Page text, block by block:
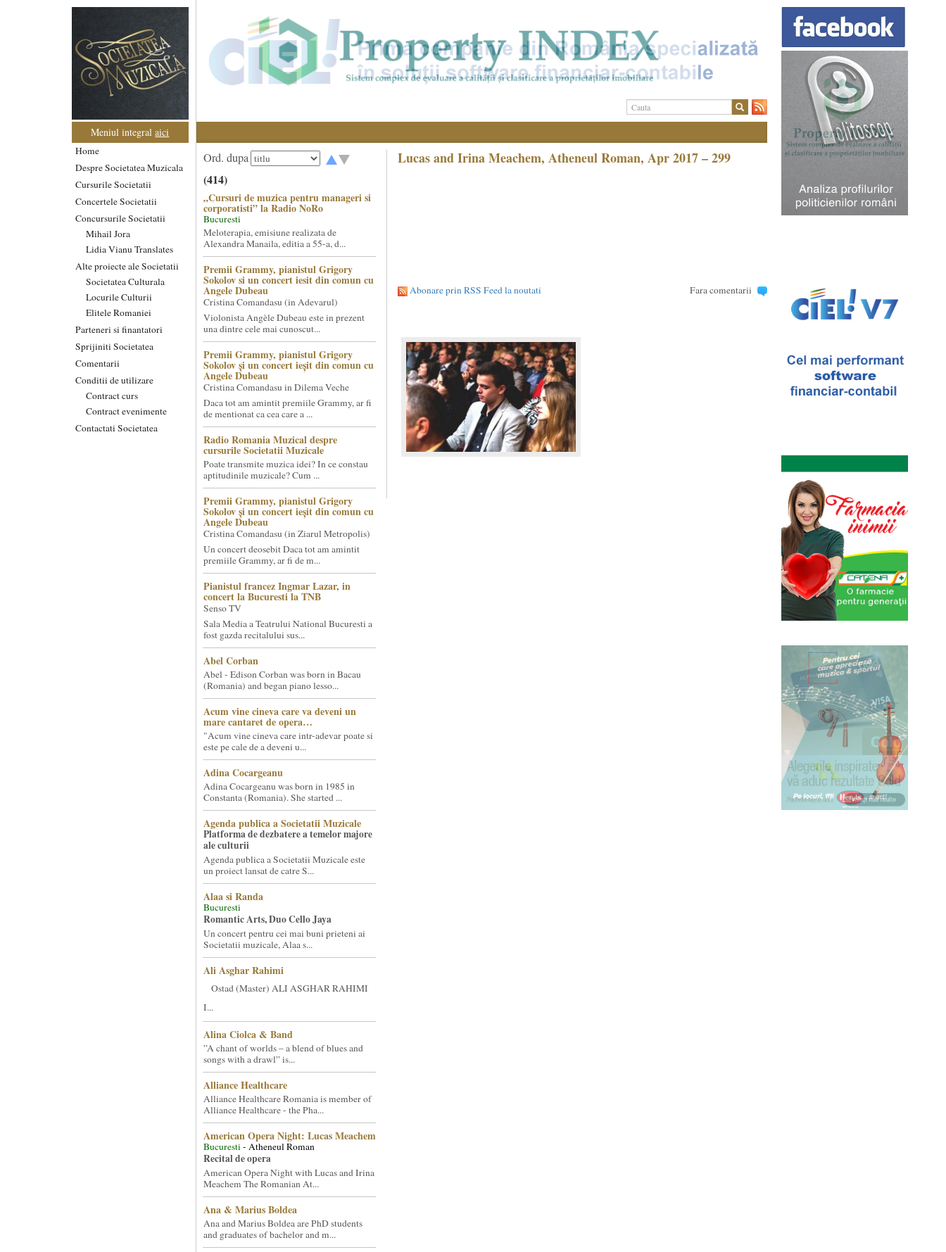
Meniul integralaici
Home
Despre Societatea Muzicala
Cursurile Societatii
Concertele Societatii
Concursurile Societatii
Mihail Jora
Lidia Vianu Translates
Alte proiecte ale Societatii
Societatea Culturala
Locurile Culturii
Elitele Romaniei
Parteneri si finantatori
Sprijiniti Societatea
Comentarii
Conditii de utilizare
Contract curs
Contract evenimente
Contactati Societatea
Ord. dupa
(414)
„Cursuri de muzica pentru manageri si
corporatisti” la Radio NoRo
Bucuresti
Meloterapia, emisiune realizata de
Alexandra Manaila, editia a 55-a, d...
Premii Grammy, pianistul Grigory
Sokolov si un concert iesit din comun cu
Angele Dubeau
Cristina Comandasu (in Adevarul)
Violonista Angèle Dubeau este in prezent
una dintre cele mai cunoscut...
Premii Grammy, pianistul Grigory
Sokolov și un concert ieșit din comun cu
Angele Dubeau
Cristina Comandasu in Dilema Veche
Daca tot am amintit premiile Grammy, ar fi
de mentionat ca cea care a ...
Radio Romania Muzical despre
cursurile Societatii Muzicale
Poate transmite muzica idei? In ce constau
aptitudinile muzicale? Cum ...
Premii Grammy, pianistul Grigory
Sokolov și un concert ieșit din comun cu
Angele Dubeau
Cristina Comandasu (in Ziarul Metropolis)
Un concert deosebit Daca tot am amintit
premiile Grammy, ar fi de m...
Pianistul francez Ingmar Lazar, in
concert la Bucuresti la TNB
Senso TV
Sala Media a Teatrului National Bucuresti a
fost gazda recitalului sus...
Abel Corban
Abel - Edison Corban was born in Bacau
(Romania) and began piano lesso...
Acum vine cineva care va deveni un
mare cantaret de opera…
"Acum vine cineva care intr-adevar poate si
este pe cale de a deveni u...
Adina Cocargeanu
Adina Cocargeanu was born in 1985 in
Constanta (Romania). She started ...
Agenda publica a Societatii Muzicale
Platforma de dezbatere a temelor majore
ale culturii
Agenda publica a Societatii Muzicale este
un proiect lansat de catre S...
Alaa si Randa
Bucuresti
Romantic Arts, Duo Cello Jaya
Un concert pentru cei mai buni prieteni ai
Societatii muzicale, Alaa s...
Ali Asghar Rahimi
Ostad (Master) ALI ASGHAR RAHIMI
I...
Alina Ciolca & Band
”A chant of worlds – a blend of blues and
songs with a drawl” is...
Alliance Healthcare
Alliance Healthcare Romania is member of
Alliance Healthcare - the Pha...
American Opera Night: Lucas Meachem
Bucuresti- Atheneul Roman
Recital de opera
American Opera Night with Lucas and Irina
Meachem The Romanian At...
Ana & Marius Boldea
Ana and Marius Boldea are PhD students
and graduates of bachelor and m...
Lucas and Irina Meachem, Atheneul Roman, Apr 2017 – 299
Abonare prin RSS Feed la noutati Fara comentarii